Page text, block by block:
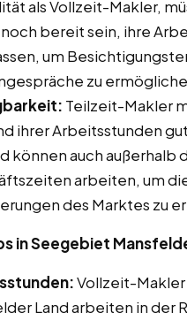
als Vollzeit-Makler,
bereit sein, ihre
um
zu
Teilzeit-Makler
ihrer Arbeitsstunden
können auch außerhalb
arbeiten, um
des Marktes zu
in Seegebiet
Vollzeit-
Land arbeiten in der